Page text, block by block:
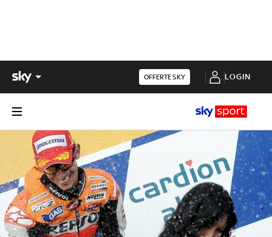
OFFERTE SKY LOGIN